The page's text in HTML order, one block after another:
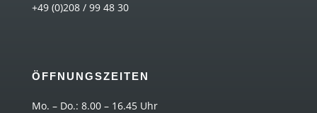
+49 (0)208 / 99 48 30
ÖFFNUNGSZEITEN
Mo. – Do.: 8.00 – 16.45 Uhr